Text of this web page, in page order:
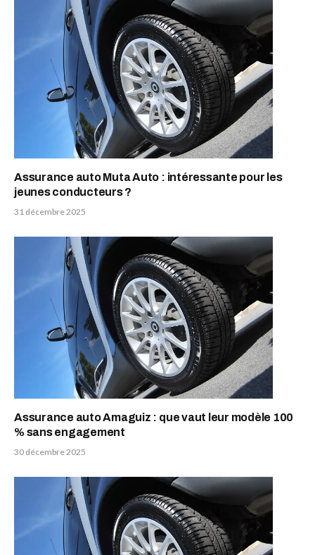
Assurance auto Muta Auto : intéressante pour les
jeunes conducteurs ?
31 décembre 2025
Assurance auto Amaguiz : que vaut leur modèle 100
% sans engagement
30 décembre 2025